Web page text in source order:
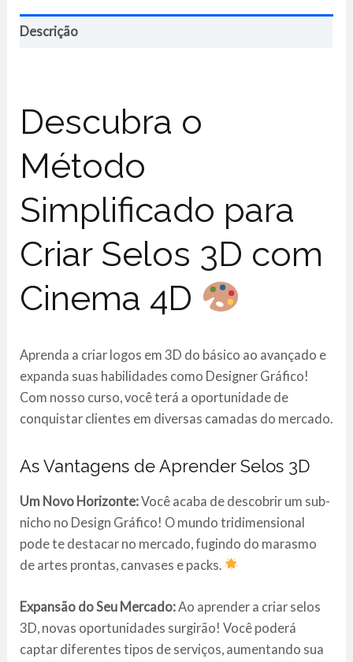
Descrição
Descubra o
Método
Simplificado para
Criar Selos 3D com
Cinema 4D
Aprenda a criar logos em 3D do básico ao avançado e
expanda suas habilidades como Designer Gráfico!
Com nosso curso, você terá a oportunidade de
conquistar clientes em diversas camadas do mercado.
As Vantagens de Aprender Selos 3D
Um Novo Horizonte:Você acaba de descobrir um sub-
nicho no Design Gráfico! O mundo tridimensional
pode te destacar no mercado, fugindo do marasmo
de artes prontas, canvases e packs.
Expansão do Seu Mercado:Ao aprender a criar selos
3D, novas oportunidades surgirão! Você poderá
captar diferentes tipos de serviços, aumentando sua